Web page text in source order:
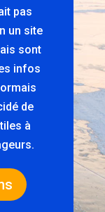
pas
un site
sont
infos
de
à